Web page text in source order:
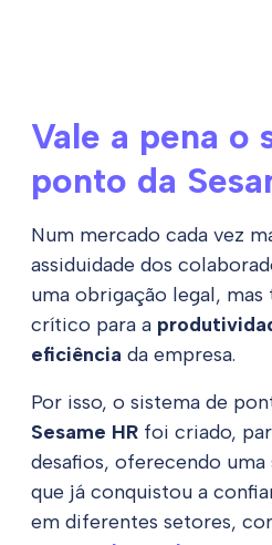
Vale a pena o
ponto da
Num mercado cada vez
assiduidade dos
uma obrigação legal,
crítico para a
eficiência da empresa.
Por isso, o sistema de
Sesame HR foi criado,
desafios, oferecendo
que já conquistou a
em diferentes setores,